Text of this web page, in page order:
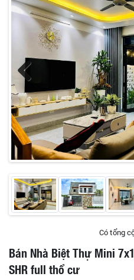
Có tổng
Bán Nhà Biệt Thự Mini
SHR full thổ cư